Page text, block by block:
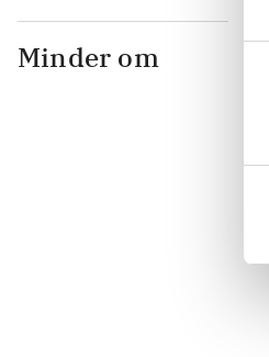
Minder om